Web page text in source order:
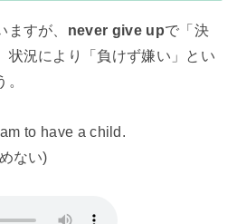
すが、 never give upで「決
状況により「負けず嫌い」とい
to have a child.
ない)